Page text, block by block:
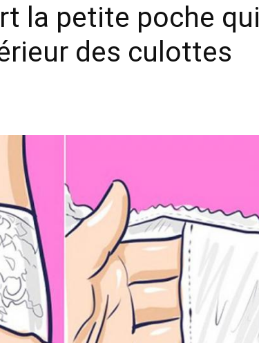
la petite poche qui
des culottes